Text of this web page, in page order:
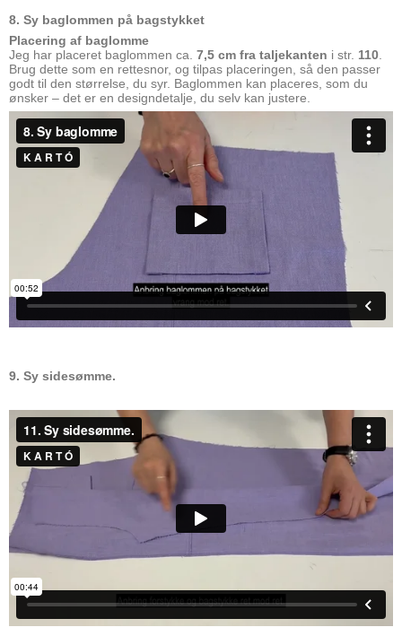
8. Sy baglommen på bagstykket
Placering af baglomme
Jeg har placeret baglommen ca. 7,5 cm fra taljekanten i str. 110.
Brug dette som en rettesnor, og tilpas placeringen, så den passer
godt til den størrelse, du syr. Baglommen kan placeres, som du
ønsker – det er en designdetalje, du selv kan justere.
9. Sy sidesømme.